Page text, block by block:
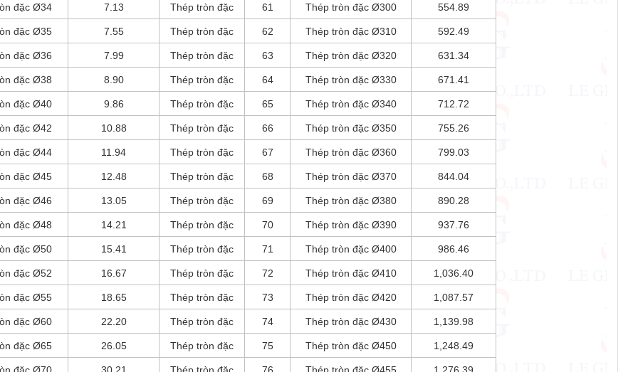
đặc Ø34 7.13 Thép tròn đặc 61 Thép tròn đặc Ø300 554.89
đặc Ø35 7.55 Thép tròn đặc 62 Thép tròn đặc Ø310 592.49
đặc Ø36 7.99 Thép tròn đặc 63 Thép tròn đặc Ø320 631.34
đặc Ø38 8.90 Thép tròn đặc 64 Thép tròn đặc Ø330 671.41
đặc Ø40 9.86 Thép tròn đặc 65 Thép tròn đặc Ø340 712.72
đặc Ø42 10.88 Thép tròn đặc 66 Thép tròn đặc Ø350 755.26
đặc Ø44 11.94 Thép tròn đặc 67 Thép tròn đặc Ø360 799.03
đặc Ø45 12.48 Thép tròn đặc 68 Thép tròn đặc Ø370 844.04
đặc Ø46 13.05 Thép tròn đặc 69 Thép tròn đặc Ø380 890.28
đặc Ø48 14.21 Thép tròn đặc 70 Thép tròn đặc Ø390 937.76
đặc Ø50 15.41 Thép tròn đặc 71 Thép tròn đặc Ø400 986.46
đặc Ø52 16.67 Thép tròn đặc 72 Thép tròn đặc Ø410 1,036.40
đặc Ø55 18.65 Thép tròn đặc 73 Thép tròn đặc Ø420 1,087.57
đặc Ø60 22.20 Thép tròn đặc 74 Thép tròn đặc Ø430 1,139.98
đặc Ø65 26.05 Thép tròn đặc 75 Thép tròn đặc Ø450 1,248.49